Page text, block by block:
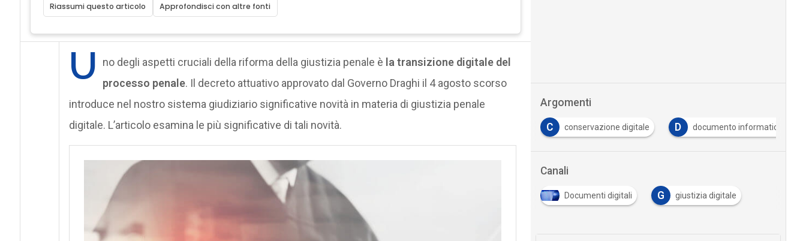
Riassumi questo articolo Approfondisci con altre fonti
U no degli aspetti cruciali della riforma della giustizia penale è la transizione digitale del
processo penale. Il decreto attuativo approvato dal Governo Draghi il 4 agosto scorso
introduce nel nostro sistema giudiziario significative novità in materia di giustizia penale
digitale. L’articolo esamina le più significative di tali novità.
Argomenti
C conservazione digitale D documento informatico
Canali
Documenti digitali G giustizia digitale